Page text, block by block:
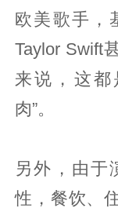
欧美歌手，
Taylor Swift
来说，这都
肉”。
另外，由于
性，餐饮、